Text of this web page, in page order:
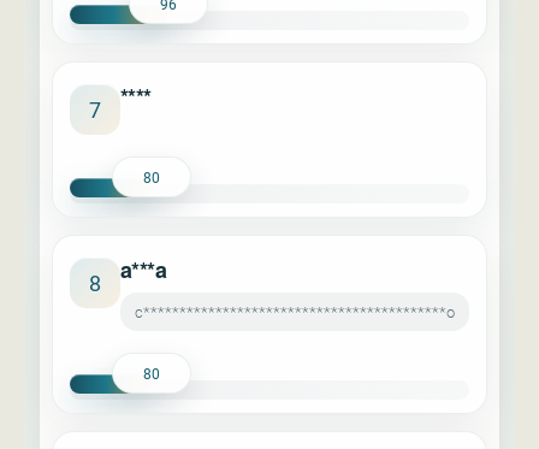
7 ****
80
8 a***a
c******************************************o
80